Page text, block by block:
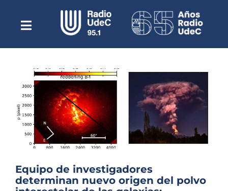
contenidoToggle
NavigationEscuchar Radio UdeC en vivo
Quiénes Somos
Programación
Podcast
Noticias
Reportajes
Columnas
Equipo de investigadores
determinan nuevo origen del polvo